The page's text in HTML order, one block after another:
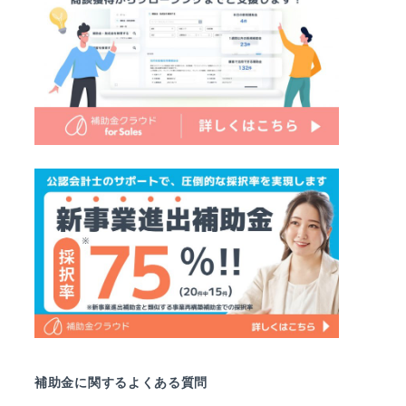
補助金に関するよくある質問